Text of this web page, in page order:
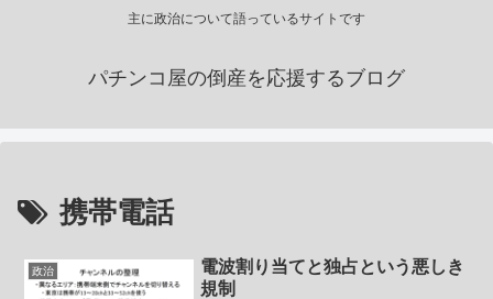
主に政治について語っているサイトです
パチンコ屋の倒産を応援するブログ
携帯電話
政治
電波割り当てと独占という悪しき
規制